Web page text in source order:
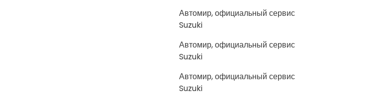
Автомир, официальный сервис
Suzuki
Автомир, официальный сервис
Suzuki
Автомир, официальный сервис
Suzuki